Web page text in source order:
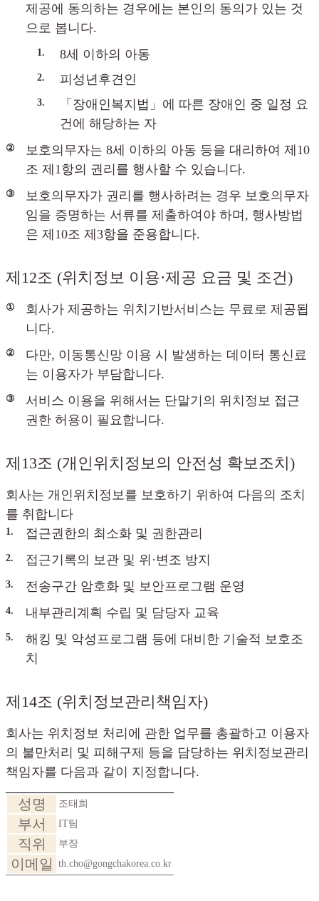
제공에 동의하는 경우에는 본인의 동의가 있는 것
으로 봅니다.
1. 8세 이하의 아동
2. 피성년후견인
3.
「장애인복지법」에 따른 장애인 중 일정 요
건에 해당하는 자
②
보호의무자는 8세 이하의 아동 등을 대리하여 제10
조 제1항의 권리를 행사할 수 있습니다.
③
보호의무자가 권리를 행사하려는 경우 보호의무자
임을 증명하는 서류를 제출하여야 하며, 행사방법
은 제10조 제3항을 준용합니다.
제12조 (위치정보 이용·제공 요금 및 조건)
①
회사가 제공하는 위치기반서비스는 무료로 제공됩
니다.
②
다만, 이동통신망 이용 시 발생하는 데이터 통신료
는 이용자가 부담합니다.
③
서비스 이용을 위해서는 단말기의 위치정보 접근
권한 허용이 필요합니다.
제13조 (개인위치정보의 안전성 확보조치)
회사는 개인위치정보를 보호하기 위하여 다음의 조치
를 취합니다
1. 접근권한의 최소화 및 권한관리
2. 접근기록의 보관 및 위·변조 방지
3. 전송구간 암호화 및 보안프로그램 운영
4. 내부관리계획 수립 및 담당자 교육
5.
해킹 및 악성프로그램 등에 대비한 기술적 보호조
치
제14조 (위치정보관리책임자)
회사는 위치정보 처리에 관한 업무를 총괄하고 이용자
의 불만처리 및 피해구제 등을 담당하는 위치정보관리
책임자를 다음과 같이 지정합니다.
성명 조태희
부서 IT팀
직위 부장
이메일 th.cho@gongchakorea.co.kr